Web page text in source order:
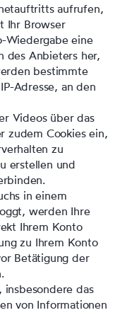
aufrufen,
Ihr Browser
Wiedergabe eine
des Anbieters her,
bestimmte
Adresse, an den
Videos über das
zudem Cookies ein,
zu
erstellen und
in einem
werden Ihre
Ihrem Konto
zu Ihrem Konto
Betätigung der
das
von Informationen